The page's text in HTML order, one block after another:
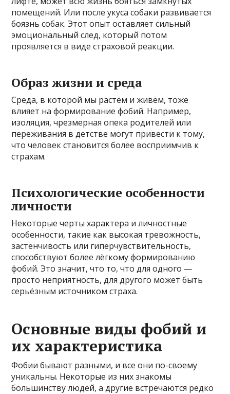
помещений. Или после укуса собаки развивается
боязнь собак. Этот опыт оставляет сильный
эмоциональный след, который потом
проявляется в виде страховой реакции.
Образ жизни и среда
Среда, в которой мы растём и живём, тоже
влияет на формирование фобий. Например,
изоляция, чрезмерная опека родителей или
переживания в детстве могут привести к тому,
что человек становится более восприимчив к
страхам.
Психологические особенности
личности
Некоторые черты характера и личностные
особенности, такие как высокая тревожность,
застенчивость или гиперчувствительность,
способствуют более лёгкому формированию
фобий. Это значит, что то, что для одного —
просто неприятность, для другого может быть
серьёзным источником страха.
Основные виды фобий и
их характеристика
Фобии бывают разными, и все они по-своему
уникальны. Некоторые из них знакомы
большинству людей, а другие встречаются редко